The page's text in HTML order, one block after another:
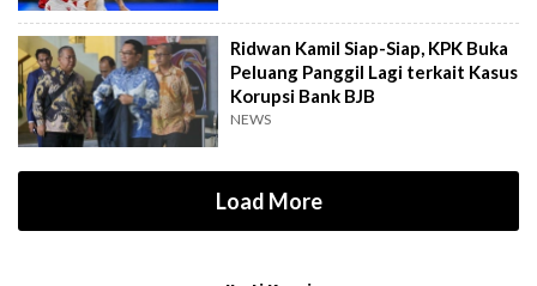
Ridwan Kamil Siap-Siap, KPK Buka
Peluang Panggil Lagi terkait Kasus
Korupsi Bank BJB
NEWS
Load More